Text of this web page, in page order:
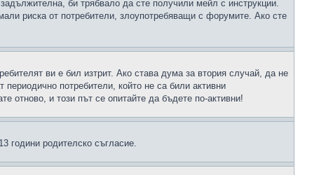
би трябвало да сте получили мейл с инструкции.
риска от потребители, злоупотребяващи с форумите. Ако сте
ви е бил изтрит. Ако става дума за втория случай, да не
потребители, който не са били активни
отново, и този път се опитайте да бъдете по-активни!
години родителско съгласие.